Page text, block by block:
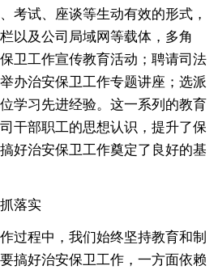
考试、座谈等生动有效的形式，
以及公司局域网等载体，多角
卫工作宣传教育活动；聘请司法
办治安保卫工作专题讲座；选派
学习先进经验。这一系列的教育
干部职工的思想认识，提升了保
好治安保卫工作奠定了良好的基
落实
过程中，我们始终坚持教育和制
搞好治安保卫工作，一方面依赖